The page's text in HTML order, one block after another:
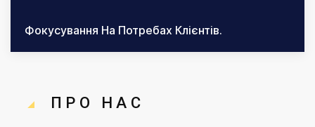
Фокусування На Потребах Клієнтів.
ПРО НАС